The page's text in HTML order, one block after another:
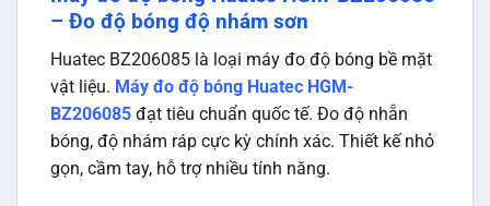
– Đo độ bóng độ nhám sơn
Huatec BZ206085 là loại máy đo độ bóng bề mặt
vật liệu. Máy đo độ bóng Huatec HGM-
BZ206085 đạt tiêu chuẩn quốc tế. Đo độ nhẵn
bóng, độ nhám ráp cực kỳ chính xác. Thiết kế nhỏ
gọn, cầm tay, hỗ trợ nhiều tính năng.